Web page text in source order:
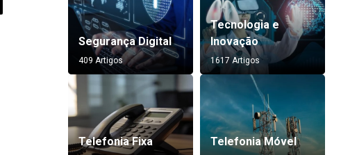
Segurança Digital
409 Artigos
Tecnologia e
Inovação
1617 Artigos
Telefonia Fixa Telefonia Móvel